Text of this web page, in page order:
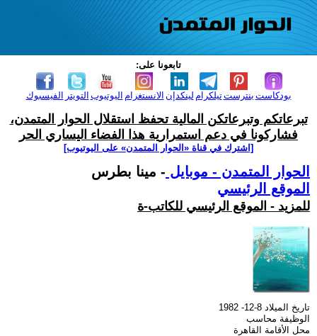
تابعونا على:
الفيسبوك التويتر اليوتيوب الانستغرام لينكدإن تيلكرامبنترست بودكاست
تبرعاتكم وتبرعاتكن المالية تحفظ استقلال الحوار المتمدن،
فشاركونا في دعم استمرارية هذا الفضاء اليساري الحر
[اشترك في قناة ‫«الحوار المتمدن» على اليوتيوب]
الحوار المتمدن - موبايل - مينا بطرس
الموقع الرئيسي
للمزيد - الموقع الرئيسي للكاتب-ة
تاريخ الميلاد 8-12- 1982
الوظيفة محاسب
محل الأقامة القاهرة